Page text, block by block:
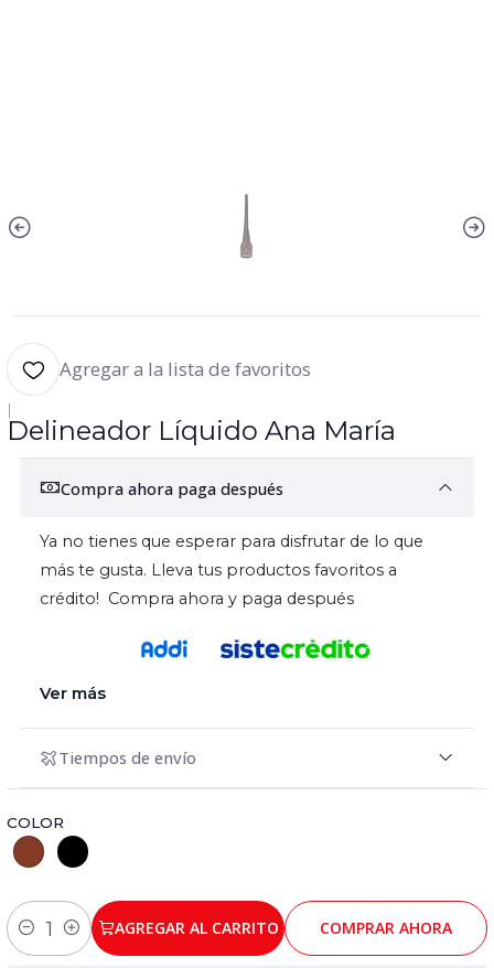
Agregar a la lista de favoritos
|
Delineador Líquido Ana María
Compra ahora paga después
Ya no tienes que esperar para disfrutar de lo que
más te gusta. Lleva tus productos favoritos a
crédito! Compra ahora y paga después
Ver más
Tiempos de envío
COLOR
Cantidad
AGREGAR AL CARRITO COMPRAR AHORA